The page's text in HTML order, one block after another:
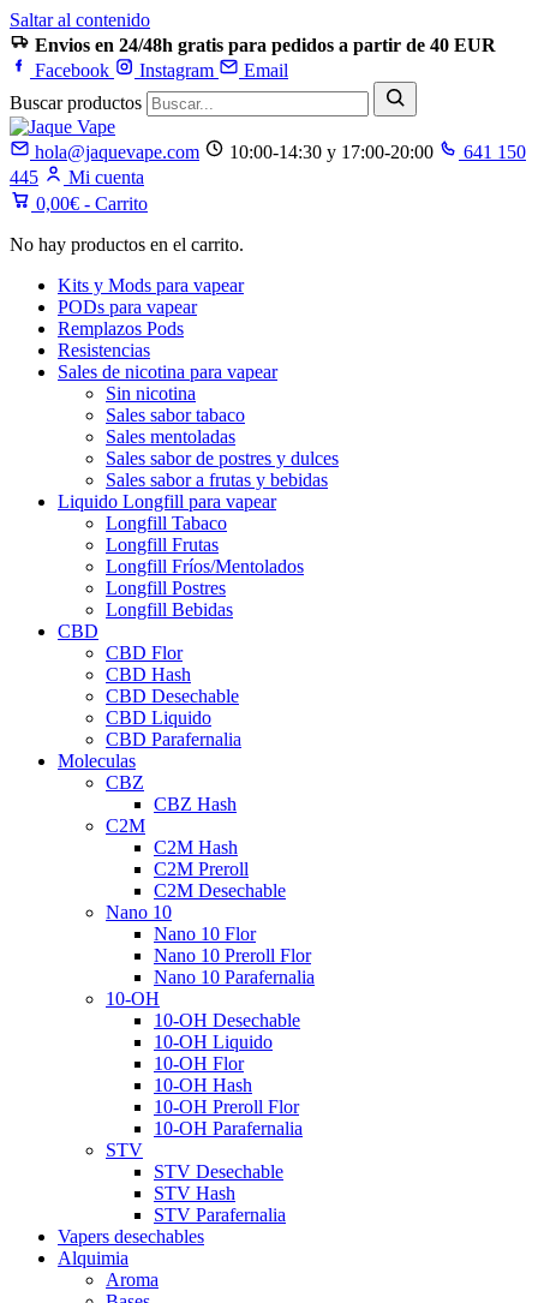
Saltar al contenido
Envios en 24/48h gratis para pedidos a partir de 40 EUR
Facebook
Instagram
Email
Buscar productos
hola@jaquevape.com 10:00-14:30 y 17:00-20:00
641 150
445
Mi cuenta
0,00€ - Carrito
No hay productos en el carrito.
Kits y Mods para vapear
PODs para vapear
Remplazos Pods
Resistencias
Sales de nicotina para vapear
Sin nicotina
Sales sabor tabaco
Sales mentoladas
Sales sabor de postres y dulces
Sales sabor a frutas y bebidas
Liquido Longfill para vapear
Longfill Tabaco
Longfill Frutas
Longfill Fríos/Mentolados
Longfill Postres
Longfill Bebidas
CBD
CBD Flor
CBD Hash
CBD Desechable
CBD Liquido
CBD Parafernalia
Moleculas
CBZ
CBZ Hash
C2M
C2M Hash
C2M Preroll
C2M Desechable
Nano 10
Nano 10 Flor
Nano 10 Preroll Flor
Nano 10 Parafernalia
10-OH
10-OH Desechable
10-OH Liquido
10-OH Flor
10-OH Hash
10-OH Preroll Flor
10-OH Parafernalia
STV
STV Desechable
STV Hash
STV Parafernalia
Vapers desechables
Alquimia
Aroma